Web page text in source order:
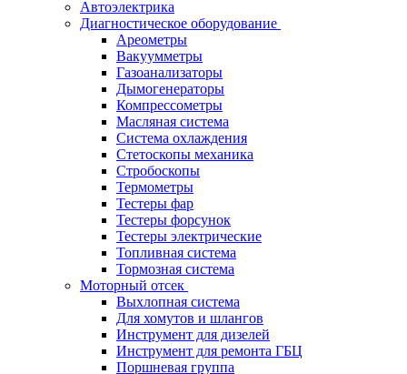
Автоэлектрика
Диагностическое оборудование
Ареометры
Вакуумметры
Газоанализаторы
Дымогенераторы
Компрессометры
Масляная система
Система охлаждения
Стетоскопы механика
Стробоскопы
Термометры
Тестеры фар
Тестеры форсунок
Тестеры электрические
Топливная система
Тормозная система
Моторный отсек
Выхлопная система
Для хомутов и шлангов
Инструмент для дизелей
Инструмент для ремонта ГБЦ
Поршневая группа